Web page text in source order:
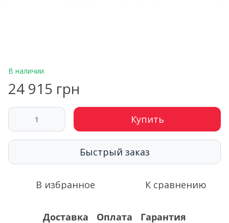
В наличии
24 915 грн
Купить
Быстрый заказ
В избранное К сравнению
Доставка Оплата Гарантия